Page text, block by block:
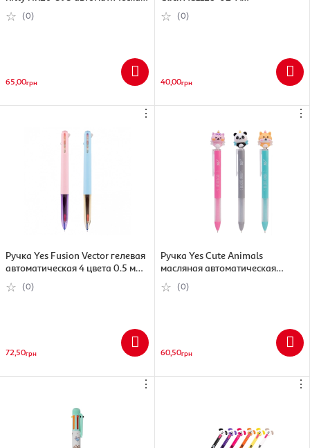
с фигуркой, 0.5 мм, синий, в
ассортименте (4063276349231)
(0)
65,00грн
автоматическая, пиши-стирай,
0.5 мм синий, в ассортименте
(0)
40,00грн
⋮
Ручка Yes Fusion Vector гелевая
автоматическая 4 цвета 0.5 мм в
ассортименте (420458)
(0)
72,50грн
⋮
Ручка Yes Cute Animals
масляная автоматическая
синий 0.7 мм в ассортименте
(412104)
(0)
60,50грн
⋮ ⋮